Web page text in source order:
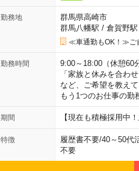
勤務地
群馬県高崎市
群馬八幡駅 / 倉賀野駅
≪車通勤もOK！≫ご
勤務時間
9:00～18:00（休憩60
「家族と休みを合わ
など、ご希望を教え
もう1つのお仕事の勤
期間 【現在も積極採用中
特徴 履歴書不要/40～50代
不要